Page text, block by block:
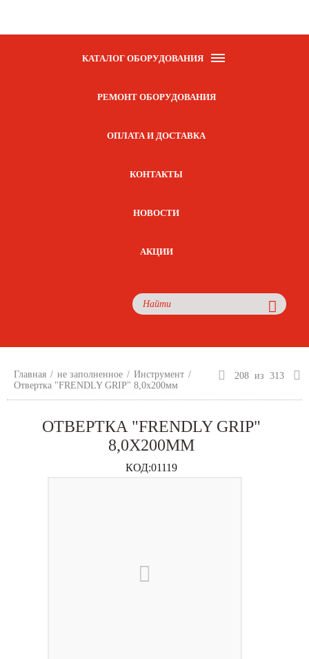
КАТАЛОГ ОБОРУДОВАНИЯ
РЕМОНТ ОБОРУДОВАНИЯ
ОПЛАТА И ДОСТАВКА
КОНТАКТЫ
НОВОСТИ
АКЦИИ
Главная / не заполненное / Инструмент /
Отвертка "FRENDLY GRIP" 8,0х200мм
208 из 313
ОТВЕРТКА "FRENDLY GRIP"
8,0Х200ММ
КОД:01119